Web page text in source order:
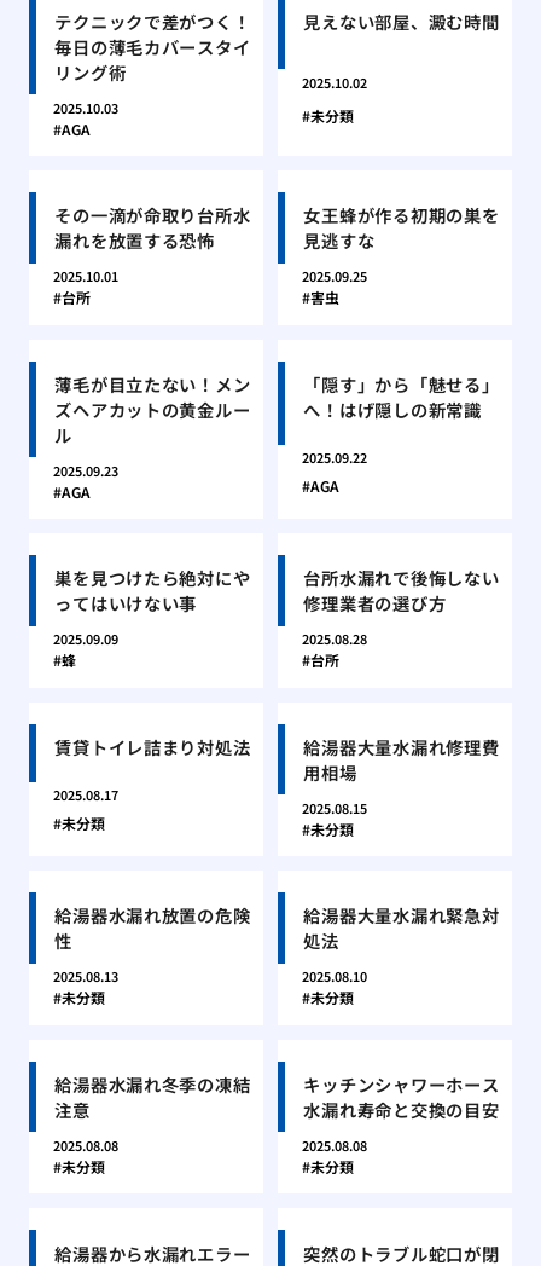
テクニックで差がつく！
毎日の薄毛カバースタイ
リング術
2025.10.03
AGA
見えない部屋、澱む時間
2025.10.02
未分類
その一滴が命取り台所水
漏れを放置する恐怖
2025.10.01
台所
女王蜂が作る初期の巣を
見逃すな
2025.09.25
害虫
薄毛が目立たない！メン
ズヘアカットの黄金ルー
ル
2025.09.23
AGA
「隠す」から「魅せる」
へ！はげ隠しの新常識
2025.09.22
AGA
巣を見つけたら絶対にや
ってはいけない事
2025.09.09
蜂
台所水漏れで後悔しない
修理業者の選び方
2025.08.28
台所
賃貸トイレ詰まり対処法
2025.08.17
未分類
給湯器大量水漏れ修理費
用相場
2025.08.15
未分類
給湯器水漏れ放置の危険
性
2025.08.13
未分類
給湯器大量水漏れ緊急対
処法
2025.08.10
未分類
給湯器水漏れ冬季の凍結
注意
2025.08.08
未分類
キッチンシャワーホース
水漏れ寿命と交換の目安
2025.08.08
未分類
給湯器から水漏れエラー
突然のトラブル蛇口が閉